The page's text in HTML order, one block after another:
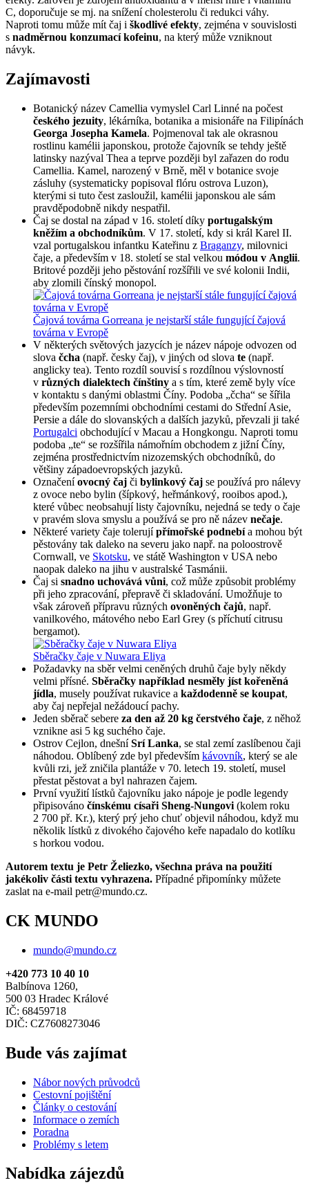
C, doporučuje se mj. na snížení cholesterolu či redukci váhy.
Naproti tomu může mít čaj i škodlivé efekty, zejména v souvislosti
s nadměrnou konzumací kofeinu, na který může vzniknout
návyk.
Zajímavosti
Botanický název Camellia vymyslel Carl Linné na počest
českého jezuity, lékárníka, botanika a misionáře na Filipínách
Georga Josepha Kamela. Pojmenoval tak ale okrasnou
rostlinu kamélii japonskou, protože čajovník se tehdy ještě
latinsky nazýval Thea a teprve později byl zařazen do rodu
Camellia. Kamel, narozený v Brně, měl v botanice svoje
zásluhy (systematicky popisoval flóru ostrova Luzon),
kterými si tuto čest zasloužil, kamélii japonskou ale sám
pravděpodobně nikdy nespatřil.
Čaj se dostal na západ v 16. století díky portugalským
kněžím a obchodníkům. V 17. století, kdy si král Karel II.
vzal portugalskou infantku Kateřinu z Braganzy, milovnici
čaje, a především v 18. století se stal velkou módou v Anglii.
Britové později jeho pěstování rozšířili ve své kolonii Indii,
aby zlomili čínský monopol.
Čajová továrna Gorreana je nejstarší stále fungující čajová
továrna v Evropě
V některých světových jazycích je název nápoje odvozen od
slova čcha (např. česky čaj), v jiných od slova te (např.
anglicky tea). Tento rozdíl souvisí s rozdílnou výslovností
v různých dialektech čínštiny a s tím, které země byly více
v kontaktu s danými oblastmi Číny. Podoba „čcha“ se šířila
především pozemními obchodními cestami do Střední Asie,
Persie a dále do slovanských a dalších jazyků, převzali ji také
Portugalci obchodující v Macau a Hongkongu. Naproti tomu
podoba „te“ se rozšířila námořním obchodem z jižní Číny,
zejména prostřednictvím nizozemských obchodníků, do
většiny západoevropských jazyků.
Označeníovocný čaj či bylinkový čaj se používá pro nálevy
z ovoce nebo bylin (šípkový, heřmánkový, rooibos apod.),
které vůbec neobsahují listy čajovníku, nejedná se tedy o čaje
v pravém slova smyslu a používá se pro ně název nečaje.
Některé variety čaje tolerujípřímořské podnebía mohou být
pěstovány tak daleko na severu jako např. na poloostrově
Cornwall, ve Skotsku, ve státě Washington v USA nebo
naopak daleko na jihu v australské Tasmánii.
Čaj si snadno uchovává vůni, což může způsobit problémy
při jeho zpracování, přepravě či skladování. Umožňuje to
však zároveň přípravu různých ovoněných čajů, např.
vanilkového, mátového nebo Earl Grey (s příchutí citrusu
bergamot).
Sběračky čaje v Nuwara Eliya
Požadavky na sběr velmi ceněných druhů čaje byly někdy
velmi přísné. Sběračky například nesměly jíst kořeněná
jídla, musely používat rukavice a každodenně se koupat,
aby čaj nepřejal nežádoucí pachy.
Jeden sběrač sebere za den až 20 kg čerstvého čaje, z něhož
vznikne asi 5 kg suchého čaje.
Ostrov Cejlon, dnešníSrí Lanka, se stal zemí zaslíbenou čaji
náhodou. Oblíbený zde byl především kávovník, který se ale
kvůli rzi, jež zničila plantáže v 70. letech 19. století, musel
přestat pěstovat a byl nahrazen čajem.
První využití lístků čajovníku jako nápoje je podle legendy
připisováno čínskému císaři Sheng-Nungovi (kolem roku
2 700 př. Kr.), který prý jeho chuť objevil náhodou, když mu
několik lístků z divokého čajového keře napadalo do kotlíku
s horkou vodou.
Autorem textu je Petr Želiezko, všechna práva na použití
jakékoliv části textu vyhrazena. Případné připomínky můžete
zaslat na e-mail petr@mundo.cz.
CK MUNDO
mundo@mundo.cz
+420 773 10 40 10
Balbínova 1260,
500 03 Hradec Králové
IČ: 68459718
DIČ: CZ7608273046
Bude vás zajímat
Nábor nových průvodců
Cestovní pojištění
Články o cestování
Informace o zemích
Poradna
Problémy s letem
Nabídka zájezdů